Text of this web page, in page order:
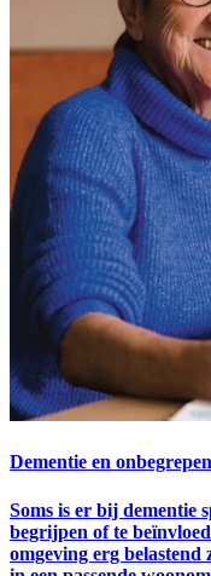
Dementie en
Soms is er bij dementie
begrijpen of te
omgeving erg